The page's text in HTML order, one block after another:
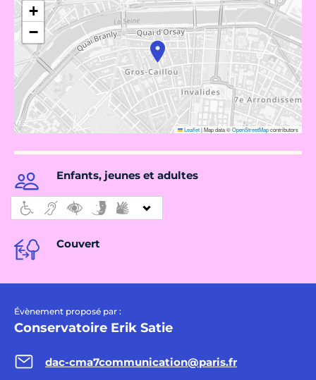
+
−
Leaflet|Map data ©OpenStreetMapcontributors
Enfants, jeunes et adultes
Couvert
Évènement proposé par :
Conservatoire Erik Satie
dac-cma7communication@paris.fr